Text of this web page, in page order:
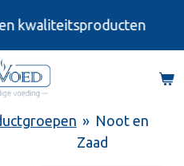
kwaliteitsproducten
» Noot en
Zaad